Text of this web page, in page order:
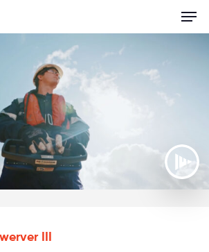
III